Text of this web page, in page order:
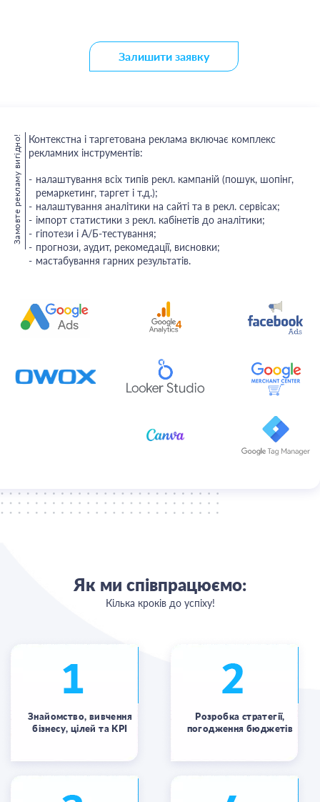
Замовте рекламу вигідно!
Контекстна і таргетована реклама включає комплекс
рекламних інструментів:
налаштування всіх типів рекл. кампаній (пошук, шопінг,
ремаркетинг, таргет і т.д.);
налаштування аналітики на сайті та в рекл. сервісах;
імпорт статистики з рекл. кабінетів до аналітики;
гіпотези і А/Б-тестування;
прогнози, аудит, рекомедації, висновки;
мастабування гарних результатів.
Залишити заявку
Як ми співпрацюємо:
Кілька кроків до успіху!
Знайомство, вивчення
бізнесу, цілей та KPI
Розробка стратегії,
погодження бюджетів